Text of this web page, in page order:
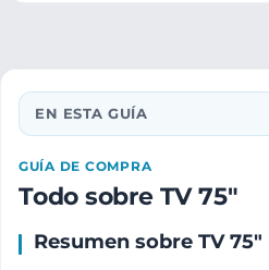
EN ESTA GUÍA
GUÍA DE COMPRA
Todo sobre TV 75"
Resumen sobre TV 75"